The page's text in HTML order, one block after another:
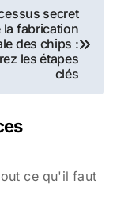
secret
la fabrication
des chips :
les étapes
clés
ce qu'il faut